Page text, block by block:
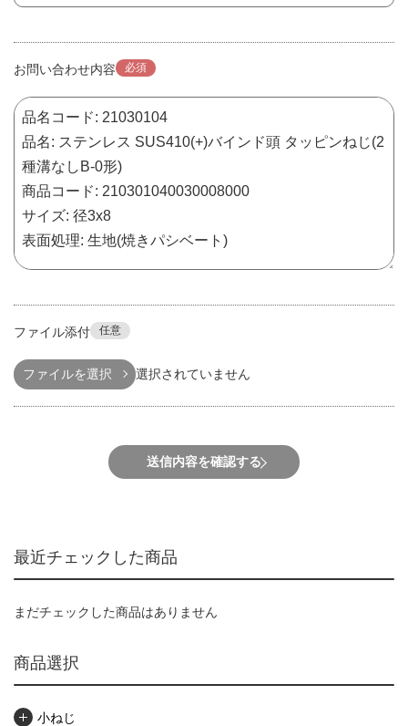
お問い合わせ内容 必須
ファイル添付 任意
ファイルを選択 選択されていません
送信内容を確認する
最近チェックした商品
まだチェックした商品はありません
商品選択
小ねじ